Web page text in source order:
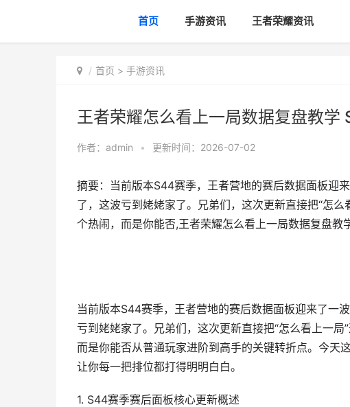
首页 手游资讯 王者荣耀资讯
首页 > 手游资讯
王者荣耀怎么看上一局数据复盘教学
作者： admin • 更新时间：2026-07-02
摘要：当前版本S44赛季，王者营地的赛后数据面板迎
了，这波亏到姥姥家了。兄弟们，这次更新直接把“怎
个热闹，而是你能否,王者荣耀怎么看上一局数据复盘教
当前版本S44赛季，王者营地的赛后数据面板迎来了一
亏到姥姥家了。兄弟们，这次更新直接把“怎么看上一局
而是你能否从普通玩家进阶到高手的关键转折点。今天
让你每一把排位都打得明明白白。
1. S44赛季赛后面板核心更新概述